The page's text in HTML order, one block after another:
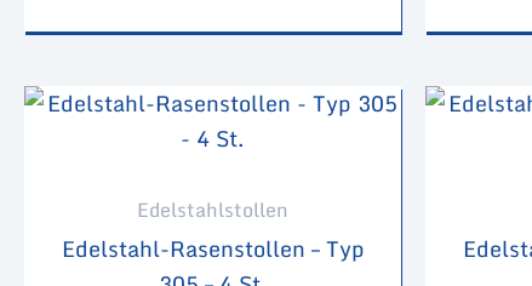
Edelstahlstollen
Edelstahl-Rasenstollen – Typ